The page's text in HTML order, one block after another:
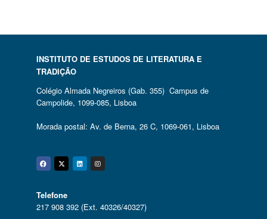
INSTITUTO DE ESTUDOS DE LITERATURA E
TRADIÇÃO
Colégio Almada Negreiros (Gab. 355) Campus de
Campolide, 1099-085, Lisboa
Morada postal: Av. de Berna, 26 C, 1069-061, Lisboa
Facebook
Twitter
Linkedin
Instagram
Telefone
217 908 392 (Ext. 40326/40327)